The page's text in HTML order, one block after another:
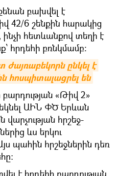
բախվել է
42/6 շենքին հարակից
հետևանքով տեղի է
հրդեհի բռնկմամբ։
ընկել է
հոսպիտալացրել են
«Թիվ 2»
ԱԻՆ ՓԾ Երևան
հրշեջ-
ևս երկու
պահին հրշեջներին դեռ
է հրդեհի բարդության